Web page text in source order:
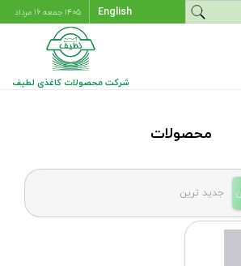
English ۱۴۰۵ جمعه ۱۶ مرداد
شرکت محصولات کاغذی لطیف
محصولات
جدید ترین